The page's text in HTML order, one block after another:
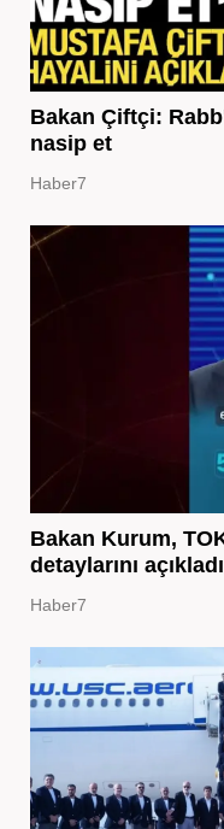
Bakan Çiftçi:
nasip et
Haber7
Bakan Kurum,
detaylarını açıkladı
Haber7